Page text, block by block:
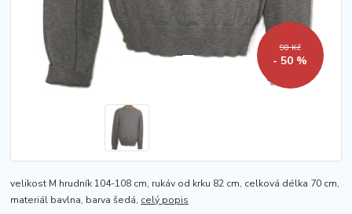
98 Kč
- 50 %
velikost M hrudník 104-108 cm, rukáv od krku 82 cm, celková délka 70 cm,
materiál bavlna, barva šedá, celý popis